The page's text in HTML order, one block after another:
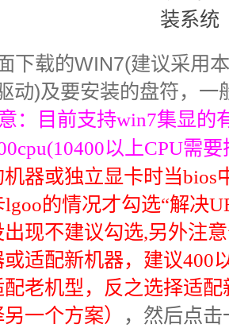
下载的WIN7(建议采用
动)及要安装的盘符，一
：目前支持win7集显的
以上CPU需
器或独立显卡时当bios
的情况才勾选“解决
现不建议勾选,另外注
适配新机器，建议400
老机型，反之选择适配
一个方案） ，然后点